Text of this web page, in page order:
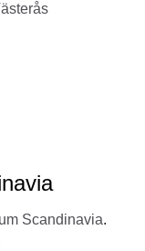
Scandinavia.